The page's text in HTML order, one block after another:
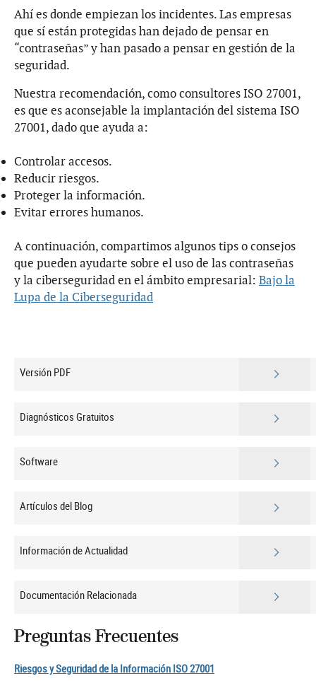
Ahí es donde empiezan los incidentes. Las empresas
que sí están protegidas han dejado de pensar en
“contraseñas” y han pasado a pensar en gestión de la
seguridad.
Nuestra recomendación, como consultores ISO 27001,
es que es aconsejable la implantación del sistema ISO
27001, dado que ayuda a:
Controlar accesos.
Reducir riesgos.
Proteger la información.
Evitar errores humanos.
A continuación, compartimos algunos tips o consejos
que pueden ayudarte sobre el uso de las contraseñas
y la ciberseguridad en el ámbito empresarial: Bajo la
Lupa de la Ciberseguridad
Versión PDF
Diagnósticos Gratuitos
Software
Artículos del Blog
Información de Actualidad
Documentación Relacionada
Preguntas Frecuentes
Riesgos y Seguridad de la Información ISO 27001